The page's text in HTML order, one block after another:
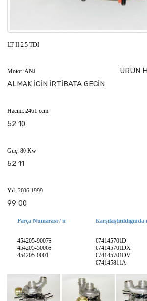
LT II 2.5 TDI
Motor: ANJ ÜRÜN
ALMAK İCİN İRTİBATA GECİN
Hacmi: 2461
52 10
Güç: 80
52 11
Yıl: 2006
99 00
Parça Numarası / n
454205-9007S
454205-5006S
454205-0001
Karşılaştırıldığında
074145701D
074145701DX
074145701DV
074145811A